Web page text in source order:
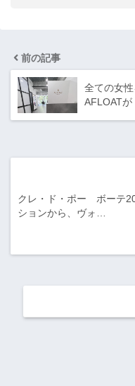
前の記事
全ての女
AFLOATが
クレ・ド・ポー ボーテ
ションから、ヴォ…